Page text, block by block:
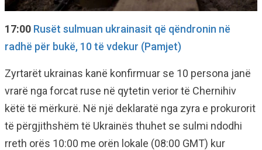
17:00 Rusët sulmuan ukrainasit që qëndronin në
radhë për bukë, 10 të vdekur (Pamjet)
Zyrtarët ukrainas kanë konfirmuar se 10 persona janë
vrarë nga forcat ruse në qytetin verior të Chernihiv
këtë të mërkurë. Në një deklaratë nga zyra e prokurorit
të përgjithshëm të Ukrainës thuhet se sulmi ndodhi
rreth orës 10:00 me orën lokale (08:00 GMT) kur